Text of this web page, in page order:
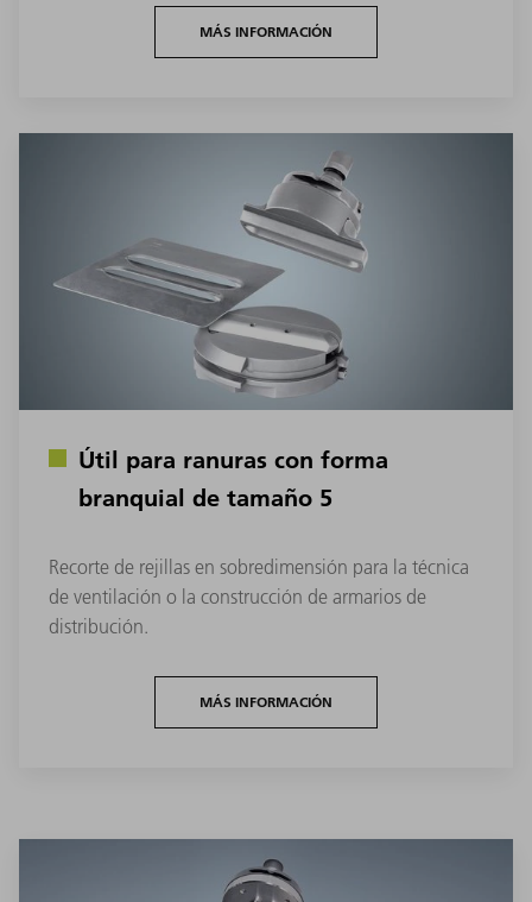
MÁS INFORMACIÓN
Útil para ranuras con forma
branquial de tamaño 5
Recorte de rejillas en sobredimensión para la técnica
de ventilación o la construcción de armarios de
distribución.
MÁS INFORMACIÓN